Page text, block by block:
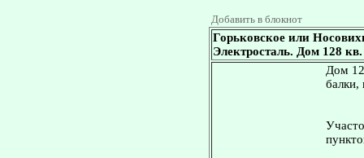
Добавить в блокнот
Горьковское или
Электросталь. Дом 128
Дом
балки,